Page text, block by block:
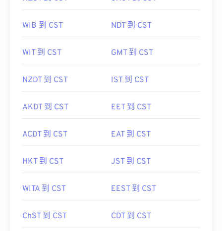
WIB 到 CST NDT 到 CST
WIT 到 CST GMT 到 CST
NZDT 到 CST IST 到 CST
AKDT 到 CST EET 到 CST
ACDT 到 CST EAT 到 CST
HKT 到 CST JST 到 CST
WITA 到 CST EEST 到 CST
ChST 到 CST CDT 到 CST